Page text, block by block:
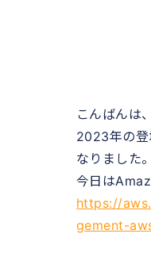
こんばんは
2023年の登
なりました。
今日は
https://
gement-